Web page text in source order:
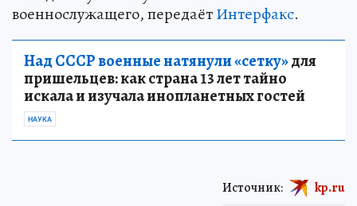
злоумышленника, который подложил
самодельную бомбу возле машины
военнослужащего, передаётИнтерфакс.
Над СССР военные натянули «сетку»для
пришельцев: как страна 13 лет тайно
искала и изучала инопланетных гостей